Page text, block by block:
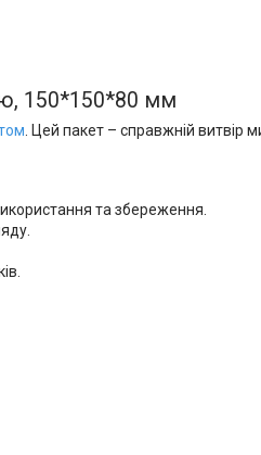
150*150*80 мм
. Цей пакет – справжній витвір
та збереження.